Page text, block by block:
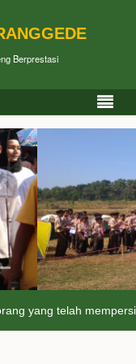
Berprestasi
mempersiapkan dirinya